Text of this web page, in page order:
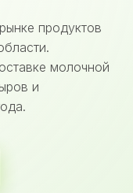
продуктов
молочной
и